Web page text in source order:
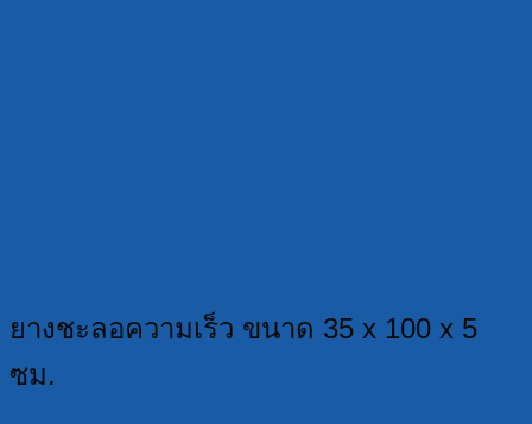
ยางชะลอความเร็ว ขนาด 35 x 100 x 5
ซม.